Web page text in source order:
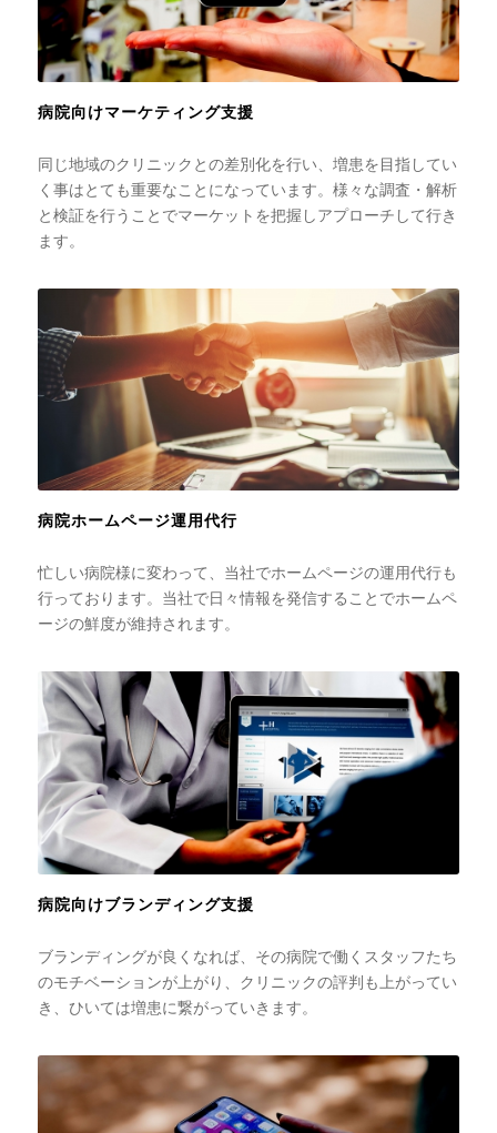
病院向けマーケティング支援
同じ地域のクリニックとの差別化を行い、増患を目指してい
く事はとても重要なことになっています。様々な調査・解析
と検証を行うことでマーケットを把握しアプローチして行き
ます。
病院ホームページ運用代行
忙しい病院様に変わって、当社でホームページの運用代行も
行っております。当社で日々情報を発信することでホームペ
ージの鮮度が維持されます。
病院向けブランディング支援
ブランディングが良くなれば、その病院で働くスタッフたち
のモチベーションが上がり、クリニックの評判も上がってい
き、ひいては増患に繋がっていきます。